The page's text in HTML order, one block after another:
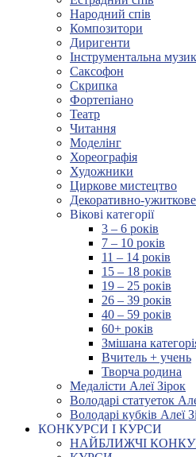
Народний спів
Композитори
Диригенти
Інструментальна
Саксофон
Скрипка
Фортепіано
Театр
Читання
Моделінг
Хореографія
Художники
Циркове мистецтво
Декоративно-
Вікові категорії
3 – 6 років
7 – 10 років
11 – 14 років
15 – 18 років
19 – 25 років
26 – 39 років
40 – 59 років
60+ років
Змішана
Вчитель + учень
Творча родина
Медалісти Алеї Зірок
Володарі статуеток
Володарі кубків Алеї
КОНКУРСИ І КУРСИ
НАЙБЛИЖЧІ